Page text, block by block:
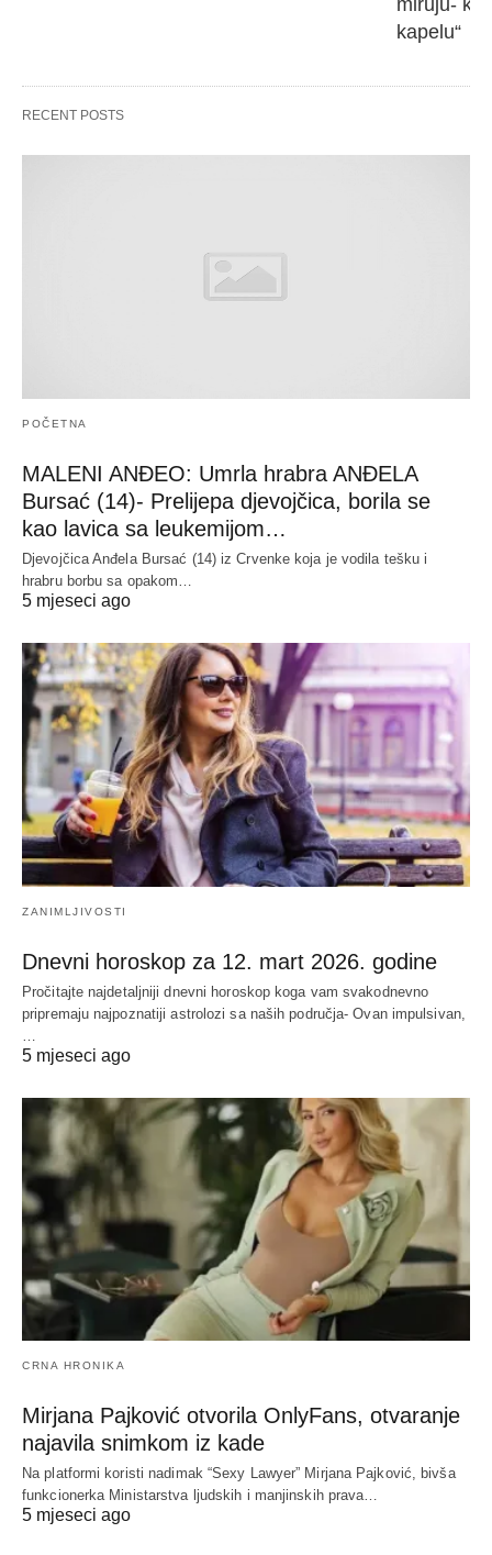
miruju-
kapelu“
RECENT POSTS
POČETNA
MALENI ANĐEO: Umrla hrabra ANĐELA
Bursać (14)- Prelijepa djevojčica, borila se
kao lavica sa leukemijom…
Djevojčica Anđela Bursać (14) iz Crvenke koja je vodila tešku i
hrabru borbu sa opakom…
5 mjeseci ago
ZANIMLJIVOSTI
Dnevni horoskop za 12. mart 2026. godine
Pročitajte najdetaljniji dnevni horoskop koga vam svakodnevno
pripremaju najpoznatiji astrolozi sa naših područja- Ovan impulsivan,
5 mjeseci ago
CRNA HRONIKA
Mirjana Pajković otvorila OnlyFans, otvaranje
najavila snimkom iz kade
Na platformi koristi nadimak “Sexy Lawyer” Mirjana Pajković, bivša
funkcionerka Ministarstva ljudskih i manjinskih prava…
5 mjeseci ago